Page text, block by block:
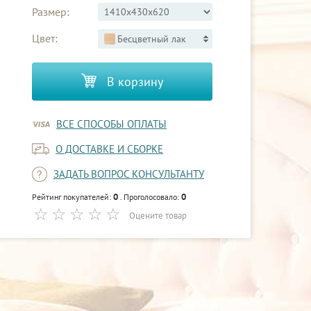
Размер:
Цвет:
Бесцветный лак
В корзину
ВСЕ СПОСОБЫ ОПЛАТЫ
О ДОСТАВКЕ И СБОРКЕ
ЗАДАТЬ ВОПРОС КОНСУЛЬТАНТУ
Рейтинг покупателей: 0 . Проголосовало: 0
Оцените товар